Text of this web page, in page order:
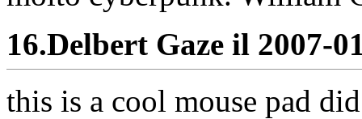
16.Delbert Gaze il 2007-
this is a cool mouse pad